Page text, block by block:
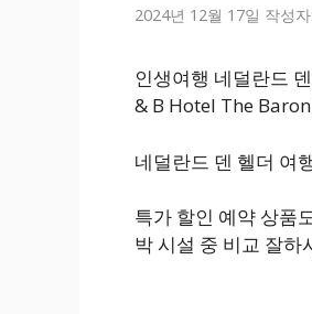
2024년 12월 17일 작성자:
인생여행 네덜란드
& B Hotel The
네덜란드 덴 헬더 여
특가 할인 예약 상품
박 시설 중 비교 잘하